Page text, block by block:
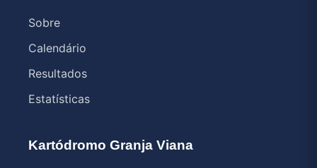
Sobre
Calendário
Resultados
Estatísticas
Kartódromo Granja Viana